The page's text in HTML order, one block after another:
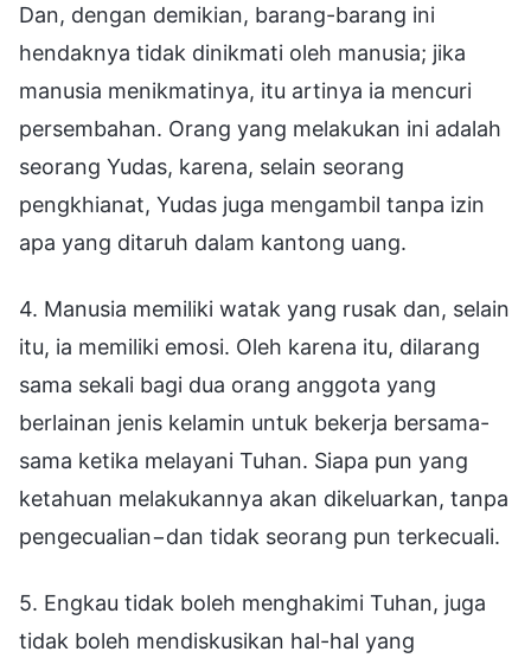
Dan, dengan demikian, barang-barang ini
hendaknya tidak dinikmati oleh manusia; jika
manusia menikmatinya, itu artinya ia mencuri
persembahan. Orang yang melakukan ini adalah
seorang Yudas, karena, selain seorang
pengkhianat, Yudas juga mengambil tanpa izin
apa yang ditaruh dalam kantong uang.
4. Manusia memiliki watak yang rusak dan, selain
itu, ia memiliki emosi. Oleh karena itu, dilarang
sama sekali bagi dua orang anggota yang
berlainan jenis kelamin untuk bekerja bersama-
sama ketika melayani Tuhan. Siapa pun yang
ketahuan melakukannya akan dikeluarkan, tanpa
pengecualian−dan tidak seorang pun terkecuali.
5. Engkau tidak boleh menghakimi Tuhan, juga
tidak boleh mendiskusikan hal-hal yang